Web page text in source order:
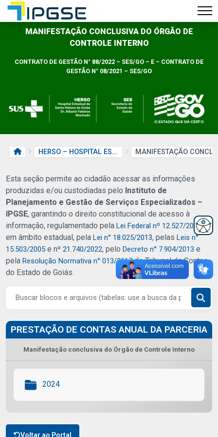
MANIFESTAÇÃO CONCLUSIVA DO ÓRGÃO DE
CONTROLE INTERNO
CONTRATO DE GESTÃO N° 88/2022 – SES/GO – E – CONTRATO DE
GESTÃO N° 08/2021 – SES/GO
PÁGINA INICIAL HERSO – HOSPITAL ESTADUAL DE SANTA HELENA DE GOIÁS DR. ALBANIR FALEIROS MACHADO
Esta seção permite ao cidadão acessar as informações
produzidas e/ou custodiadas pelo Instituto de
Planejamento e Gestão de Serviços Especializados –
IPGSE, garantindo o direito constitucional de acesso à
informação, regulamentado pela Lei Federal nº 12.527/2011, e,
em âmbito estadual, pela Lei n° 18.025/2013, pelas Leis n°
15.503/2005 e nº 21.740/2022, pelo Decreto n° 7.904/2013 e
pela Resolução Normativa n° 013/2017do Tribunal de Contas
do Estado de Goiás.
PRESTAÇÃO DE CONTAS ANUAL DA PARCERIA
Manifestação conclusiva do Órgão de Controle Interno
2024
Voltar ao Portal